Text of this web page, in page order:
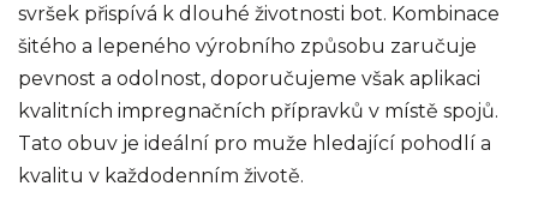
svršek přispívá k dlouhé životnosti bot. Kombinace
šitého a lepeného výrobního způsobu zaručuje
pevnost a odolnost, doporučujeme však aplikaci
kvalitních impregnačních přípravků v místě spojů.
Tato obuv je ideální pro muže hledající pohodlí a
kvalitu v každodenním životě.